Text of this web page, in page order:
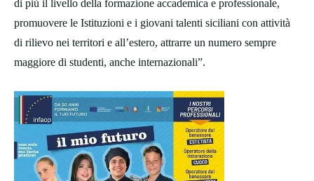
di più il livello della formazione accademica e professionale,
promuovere le Istituzioni e i giovani talenti siciliani con attività
di rilievo nei territori e all’estero, attrarre un numero sempre
maggiore di studenti, anche internazionali”.